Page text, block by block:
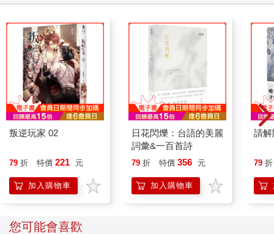
叛逆玩家 02
79 折 特價 221 元
加入購物車
日花閃爍：台語的美麗
詞彙&一百首詩
79 折 特價 356 元
加入購物車
請解
79 折
您可能會喜歡